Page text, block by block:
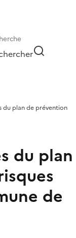
du plan de prévention
du plan
de